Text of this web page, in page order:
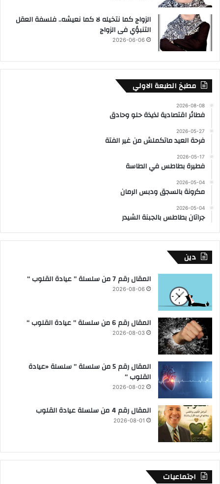
الزواج كما نتخيله لا كما نعيشه.. فلسفة العقل
التنبؤي فى الزواج
2026-06-06
مطبخ الطبعة الاولي
2026-08-08
فطائر اقتصادية لذيذة حلو وحادق
2026-05-27
فرحة العيد ماتكملش من غير الفتة
2026-05-17
فطيرة بطاطس في الطاسة
2026-05-04
مكرونة بالسجق ودبس الرمان
2026-05-04
جراتان بطاطس بالجبنة الشيدر
دين
المقال رقم 7 من سلسلة ” عيادة القلوب “
2026-08-06
المقال رقم 6 من سلسلة ” عيادة القلوب “
2026-08-03
المقال رقم 5 من سلسلة ” سلسلة «عيادة
القلوب “
2026-08-02
المقال رقم 4 من سلسلة عيادة القلوب
2026-08-01
اجتماعيات